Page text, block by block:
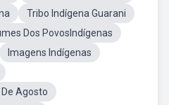
Tribo Indígena Guarani
Dos PovosIndígenas
Imagens Indígenas
Agosto